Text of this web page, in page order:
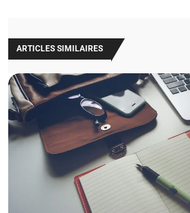
ARTICLES SIMILAIRES